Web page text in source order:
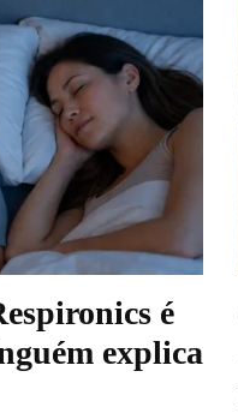
é
explica